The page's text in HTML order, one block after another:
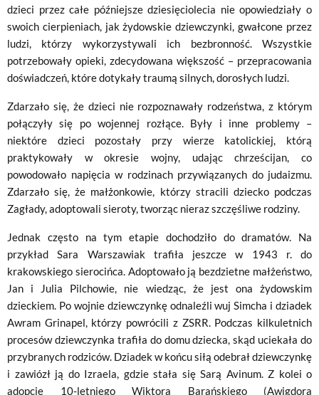
dzieci przez całe późniejsze dziesięciolecia nie opowiedziały o
swoich cierpieniach, jak żydowskie dziewczynki, gwałcone przez
ludzi, którzy wykorzystywali ich bezbronność. Wszystkie
potrzebowały opieki, zdecydowana większość – przepracowania
doświadczeń, które dotykały traumą silnych, dorosłych ludzi.
Zdarzało się, że dzieci nie rozpoznawały rodzeństwa, z którym
połączyły się po wojennej rozłące. Były i inne problemy –
niektóre dzieci pozostały przy wierze katolickiej, którą
praktykowały w okresie wojny, udając chrześcijan, co
powodowało napięcia w rodzinach przywiązanych do judaizmu.
Zdarzało się, że małżonkowie, którzy stracili dziecko podczas
Zagłady, adoptowali sieroty, tworząc nieraz szczęśliwe rodziny.
Jednak często na tym etapie dochodziło do dramatów. Na
przykład Sara Warszawiak trafiła jeszcze w 1943 r. do
krakowskiego sierocińca. Adoptowało ją bezdzietne małżeństwo,
Jan i Julia Pilchowie, nie wiedząc, że jest ona żydowskim
dzieckiem. Po wojnie dziewczynkę odnaleźli wuj Simcha i dziadek
Awram Grinapel, którzy powrócili z ZSRR. Podczas kilkuletnich
procesów dziewczynka trafiła do domu dziecka, skąd uciekała do
przybranych rodziców. Dziadek w końcu siłą odebrał dziewczynkę
i zawiózł ją do Izraela, gdzie stała się Sarą Avinum. Z kolei o
adopcję 10-letniego Wiktora Barańskiego (Awigdora